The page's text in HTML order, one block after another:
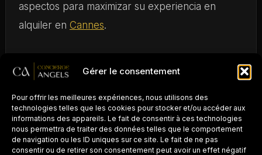
Gérer le consentement
Pour offrir les meilleures expériences, nous utilisons des
technologies telles que les cookies pour stocker et/ou accéder aux
informations des appareils. Le fait de consentir à ces technologies
nous permettra de traiter des données telles que le comportement
de navigation ou les ID uniques sur ce site. Le fait de ne pas
consentir ou de retirer son consentement peut avoir un effet négatif
aspectos para maximizar su experiencia en
alquiler en Cannes.
À LIRE AUSSI
Approfondissez le sujet